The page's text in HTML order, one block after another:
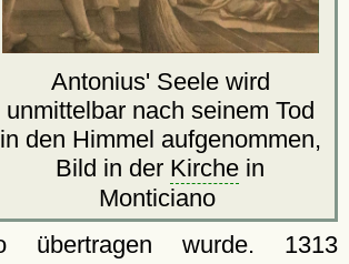
Antonius' Seele wird
unmittelbar nach seinem Tod
in den Himmel aufgenommen,
Bild in der Kirche in
Monticiano
übertragen wurde. 1313